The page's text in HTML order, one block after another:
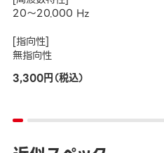
20～20.000 Hz
[指向性]
無指向性
3,300円（税込）